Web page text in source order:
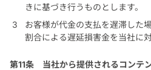
きに基づき行うものとします。
お客様が代金の支払を遅滞した
割合による遅延損害金を当社に
第11条
当社から提供されるコンテ